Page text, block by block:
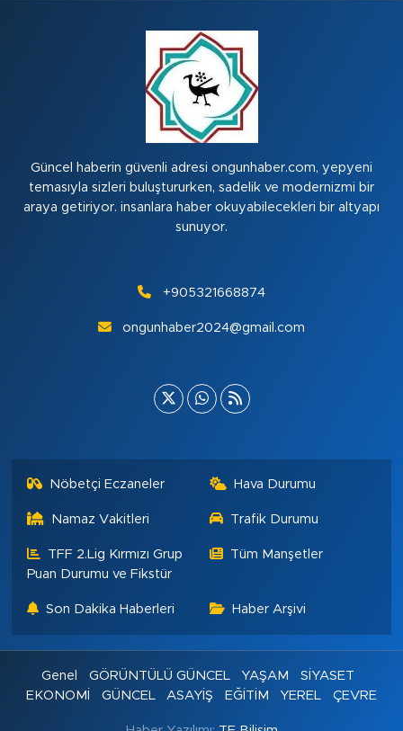
Güncel haberin güvenli adresi ongunhaber.com, yepyeni
temasıyla sizleri buluştururken, sadelik ve modernizmi bir
araya getiriyor. insanlara haber okuyabilecekleri bir altyapı
sunuyor.
+905321668874
ongunhaber2024@gmail.com
Nöbetçi Eczaneler Hava Durumu
Namaz Vakitleri Trafik Durumu
TFF 2.Lig Kırmızı Grup
Puan Durumu ve Fikstür
Tüm Manşetler
Son Dakika Haberleri Haber Arşivi
Genel GÖRÜNTÜLÜ GÜNCEL YAŞAM
SİYASET
EKONOMİ
GÜNCEL ASAYİŞ EĞİTİM YEREL ÇEVRE